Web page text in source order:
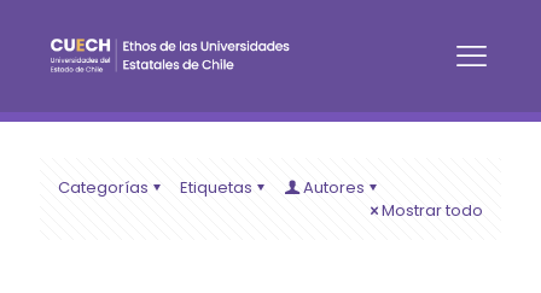
Categorías Etiquetas
Autores
Mostrar todo